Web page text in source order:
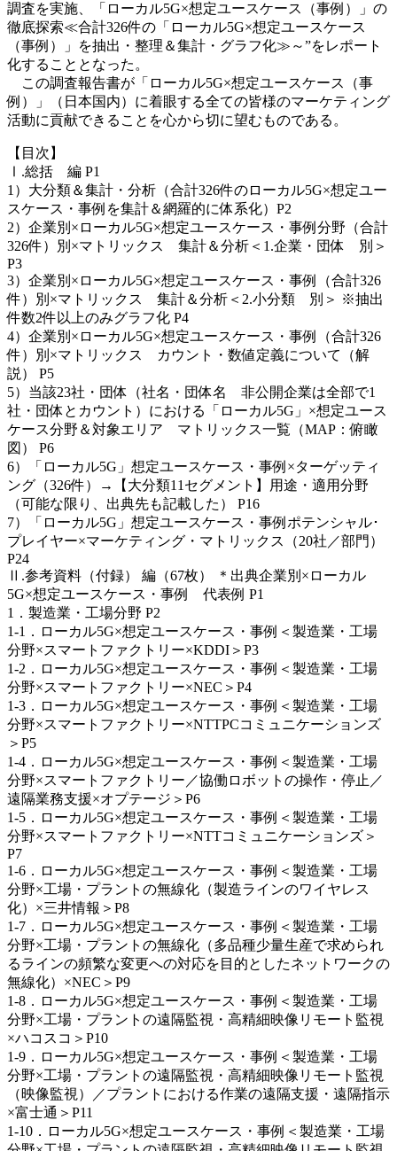
調査を実施、「ローカル5G×想定ユースケース（事例）」の
徹底探索≪合計326件の「ローカル5G×想定ユースケース
（事例）」を抽出・整理＆集計・グラフ化≫～”をレポート
化することとなった。
この調査報告書が「ローカル5G×想定ユースケース（事
例）」（日本国内）に着眼する全ての皆様のマーケティング
活動に貢献できることを心から切に望むものである。
【目次】
Ⅰ.総括 編 P1
1）大分類＆集計・分析（合計326件のローカル5G×想定ユー
スケース・事例を集計＆網羅的に体系化）P2
2）企業別×ローカル5G×想定ユースケース・事例分野（合計
326件）別×マトリックス 集計＆分析＜1.企業・団体 別＞
P3
3）企業別×ローカル5G×想定ユースケース・事例（合計326
件）別×マトリックス 集計＆分析＜2.小分類 別＞ ※抽出
件数2件以上のみグラフ化 P4
4）企業別×ローカル5G×想定ユースケース・事例（合計326
件）別×マトリックス カウント・数値定義について（解
説） P5
5）当該23社・団体（社名・団体名 非公開企業は全部で1
社・団体とカウント）における「ローカル5G」×想定ユース
ケース分野＆対象エリア マトリックス一覧（MAP：俯瞰
図） P6
6）「ローカル5G」想定ユースケース・事例×ターゲッティ
ング（326件）→【大分類11セグメント】用途・適用分野
（可能な限り、出典先も記載した） P16
7）「ローカル5G」想定ユースケース・事例ポテンシャル･
プレイヤー×マーケティング・マトリックス（20社／部門）
P24
Ⅱ.参考資料（付録） 編（67枚） ＊出典企業別×ローカル
5G×想定ユースケース・事例 代表例 P1
1．製造業・工場分野 P2
1-1．ローカル5G×想定ユースケース・事例＜製造業・工場
分野×スマートファクトリー×KDDI＞P3
1-2．ローカル5G×想定ユースケース・事例＜製造業・工場
分野×スマートファクトリー×NEC＞P4
1-3．ローカル5G×想定ユースケース・事例＜製造業・工場
分野×スマートファクトリー×NTTPCコミュニケーションズ
＞P5
1-4．ローカル5G×想定ユースケース・事例＜製造業・工場
分野×スマートファクトリー／協働ロボットの操作・停止／
遠隔業務支援×オプテージ＞P6
1-5．ローカル5G×想定ユースケース・事例＜製造業・工場
分野×スマートファクトリー×NTTコミュニケーションズ＞
P7
1-6．ローカル5G×想定ユースケース・事例＜製造業・工場
分野×工場・プラントの無線化（製造ラインのワイヤレス
化）×三井情報＞P8
1-7．ローカル5G×想定ユースケース・事例＜製造業・工場
分野×工場・プラントの無線化（多品種少量生産で求められ
るラインの頻繁な変更への対応を目的としたネットワークの
無線化）×NEC＞P9
1-8．ローカル5G×想定ユースケース・事例＜製造業・工場
分野×工場・プラントの遠隔監視・高精細映像リモート監視
×ハコスコ＞P10
1-9．ローカル5G×想定ユースケース・事例＜製造業・工場
分野×工場・プラントの遠隔監視・高精細映像リモート監視
（映像監視）／プラントにおける作業の遠隔支援・遠隔指示
×富士通＞P11
1-10．ローカル5G×想定ユースケース・事例＜製造業・工場